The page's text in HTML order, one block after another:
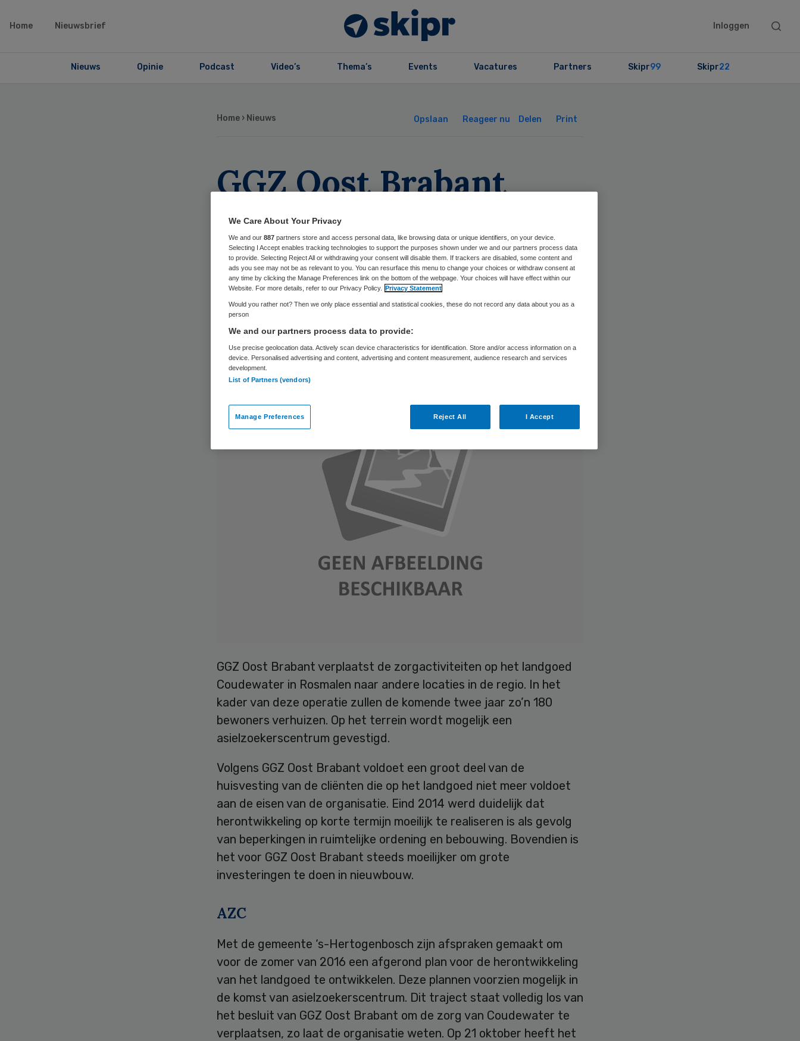
Home Nieuwsbrief Inloggen
Search
Nieuws Opinie Podcast Video’s Thema’s Events Vacatures Partners Skipr99 Skipr22
Home › Nieuws Opslaan Reageer nu Delen Print
GGZ Oost Brabant
bouwt zorg op
landgoed Coudewater
af
Skipr Redactie 27 oktober 2015
GGZ Oost Brabant verplaatst de zorgactiviteiten op het landgoed
Coudewater in Rosmalen naar andere locaties in de regio. In het
kader van deze operatie zullen de komende twee jaar zo’n 180
bewoners verhuizen. Op het terrein wordt mogelijk een
asielzoekerscentrum gevestigd.
Volgens GGZ Oost Brabant voldoet een groot deel van de
huisvesting van de cliënten die op het landgoed niet meer voldoet
aan de eisen van de organisatie. Eind 2014 werd duidelijk dat
herontwikkeling op korte termijn moeilijk te realiseren is als gevolg
van beperkingen in ruimtelijke ordening en bebouwing. Bovendien is
het voor GGZ Oost Brabant steeds moeilijker om grote
investeringen te doen in nieuwbouw.
AZC
Met de gemeente ‘s-Hertogenbosch zijn afspraken gemaakt om
voor de zomer van 2016 een afgerond plan voor de herontwikkeling
van het landgoed te ontwikkelen. Deze plannen voorzien mogelijk in
de komst van asielzoekerscentrum. Dit traject staat volledig los van
het besluit van GGZ Oost Brabant om de zorg van Coudewater te
verplaatsen, zo laat de organisatie weten. Op 21 oktober heeft het
We Care About Your Privacy
We and our 887 partners store and access personal data, like browsing data or unique identifiers, on your device.
Selecting I Accept enables tracking technologies to support the purposes shown under we and our partners process data
to provide. Selecting Reject All or withdrawing your consent will disable them. If trackers are disabled, some content and
ads you see may not be as relevant to you. You can resurface this menu to change your choices or withdraw consent at
any time by clicking the Manage Preferences link on the bottom of the webpage. Your choices will have effect within our
Website. For more details, refer to our Privacy Policy. Privacy Statement
Would you rather not? Then we only place essential and statistical cookies, these do not record any data about you as a
person
We and our partners process data to provide:
Use precise geolocation data. Actively scan device characteristics for identification. Store and/or access information on a
device. Personalised advertising and content, advertising and content measurement, audience research and services
development.
List of Partners (vendors)
Manage Preferences Reject All I Accept